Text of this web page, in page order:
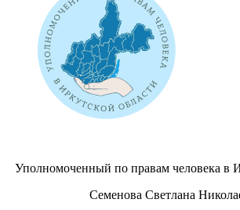
Уполномоченный по правам человека в
Семенова Светлана